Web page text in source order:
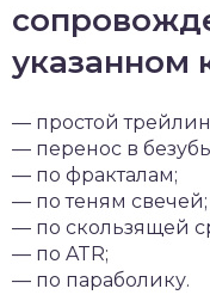
указанном
— простой
— перенос в
— по фракталам;
— по теням свечей;
— по скользящей
— по ATR;
— по параболику.